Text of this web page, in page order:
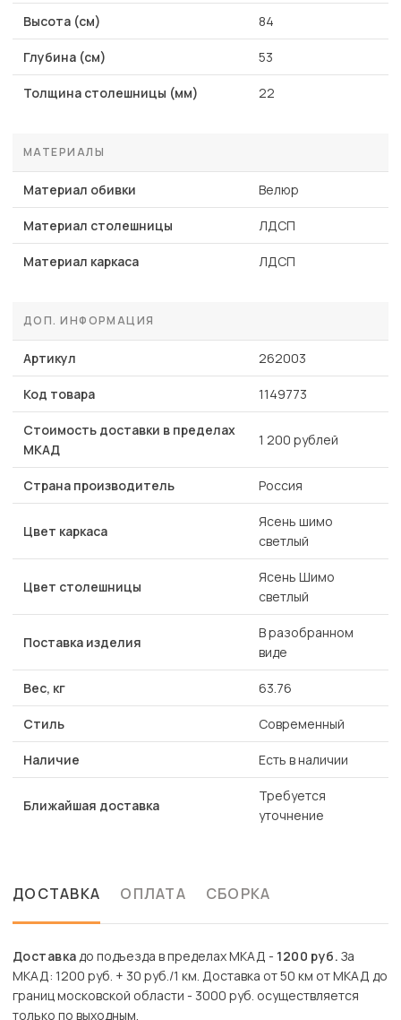
Высота (см) 84
Глубина (см) 53
Толщина столешницы (мм) 22
МАТЕРИАЛЫ
Материал обивки Велюр
Материал столешницы ЛДСП
Материал каркаса ЛДСП
ДОП. ИНФОРМАЦИЯ
Артикул 262003
Код товара 1149773
Стоимость доставки в пределах
МКАД
1 200 рублей
Страна производитель Россия
Цвет каркаса
Ясень шимо
светлый
Цвет столешницы
Ясень Шимо
светлый
Поставка изделия
В разобранном
виде
Вес, кг 63.76
Стиль Современный
Наличие Есть в наличии
Ближайшая доставка
Требуется
уточнение
ДОСТАВКА ОПЛАТА СБОРКА
Доставкадо подъезда в пределах МКАД - 1200 руб. За
МКАД: 1200 руб. + 30 руб./1 км. Доставка от 50 км от МКАД до
границ московской области - 3000 руб. осуществляется
только по выходным.